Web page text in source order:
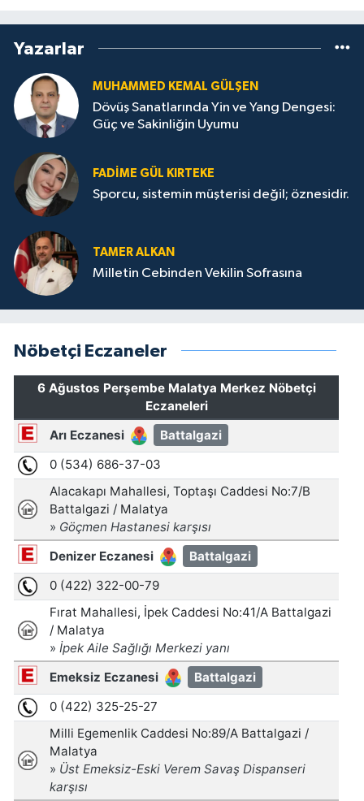
Yazarlar
MUHAMMED KEMAL GÜLŞEN
Dövüş Sanatlarında Yin ve Yang Dengesi:
Güç ve Sakinliğin Uyumu
FADIME GÜL KIRTEKE
Sporcu, sistemin müşterisi değil; öznesidir.
TAMER ALKAN
Milletin Cebinden Vekilin Sofrasına
Nöbetçi Eczaneler